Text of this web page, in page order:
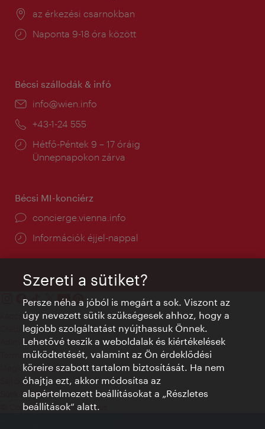
Helyszín:
az érkezési csarnokban
Nyitva
Naponta 9-18 óra között
Bécsi szállodák & infó
E-
info@wien.info
Telefon:
+43-1-24 555
Nyitva
tartás:
Hétfő-Péntek 9 – 17 óráig
Ünnepnapokon zárva
Bécsi MI-konciérz
concierge.vienna.info
Információk éjjel-nappal
Kapcsolat
Credits
Adatvédelmi nyilatkozat
Terms of Use
Megközelíthetőség
Sajtókapcsolat
Sütik beállítása
© Copyright WienTourismus
Szereti a sütiket?
Persze néha a jóból is megárt a sok. Viszont az
úgy nevezett sütik szükségesek ahhoz, hogy a
legjobb szolgáltatást nyújthassuk Önnek.
Lehetővé teszik a weboldalak és kiértékelések
működtetését, valamint az Ön érdeklődési
köreire szabott tartalom biztosítását. Ha nem
óhajtja ezt, akkor módosítsa az
alapértelmezett beállításokat a „Részletes
beállítások“ alatt.